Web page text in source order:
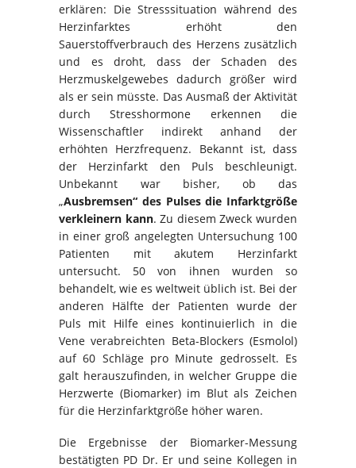
erklären: Die Stresssituation während des
Herzinfarktes erhöht den
Sauerstoffverbrauch des Herzens zusätzlich
und es droht, dass der Schaden des
Herzmuskelgewebes dadurch größer wird
als er sein müsste. Das Ausmaß der Aktivität
durch Stresshormone erkennen die
Wissenschaftler indirekt anhand der
erhöhten Herzfrequenz. Bekannt ist, dass
der Herzinfarkt den Puls beschleunigt.
Unbekannt war bisher, ob das
„Ausbremsen“ des Pulses die Infarktgröße
verkleinern kann. Zu diesem Zweck wurden
in einer groß angelegten Untersuchung 100
Patienten mit akutem Herzinfarkt
untersucht. 50 von ihnen wurden so
behandelt, wie es weltweit üblich ist. Bei der
anderen Hälfte der Patienten wurde der
Puls mit Hilfe eines kontinuierlich in die
Vene verabreichten Beta-Blockers (Esmolol)
auf 60 Schläge pro Minute gedrosselt. Es
galt herauszufinden, in welcher Gruppe die
Herzwerte (Biomarker) im Blut als Zeichen
für die Herzinfarktgröße höher waren.
Die Ergebnisse der Biomarker-Messung
bestätigten PD Dr. Er und seine Kollegen in